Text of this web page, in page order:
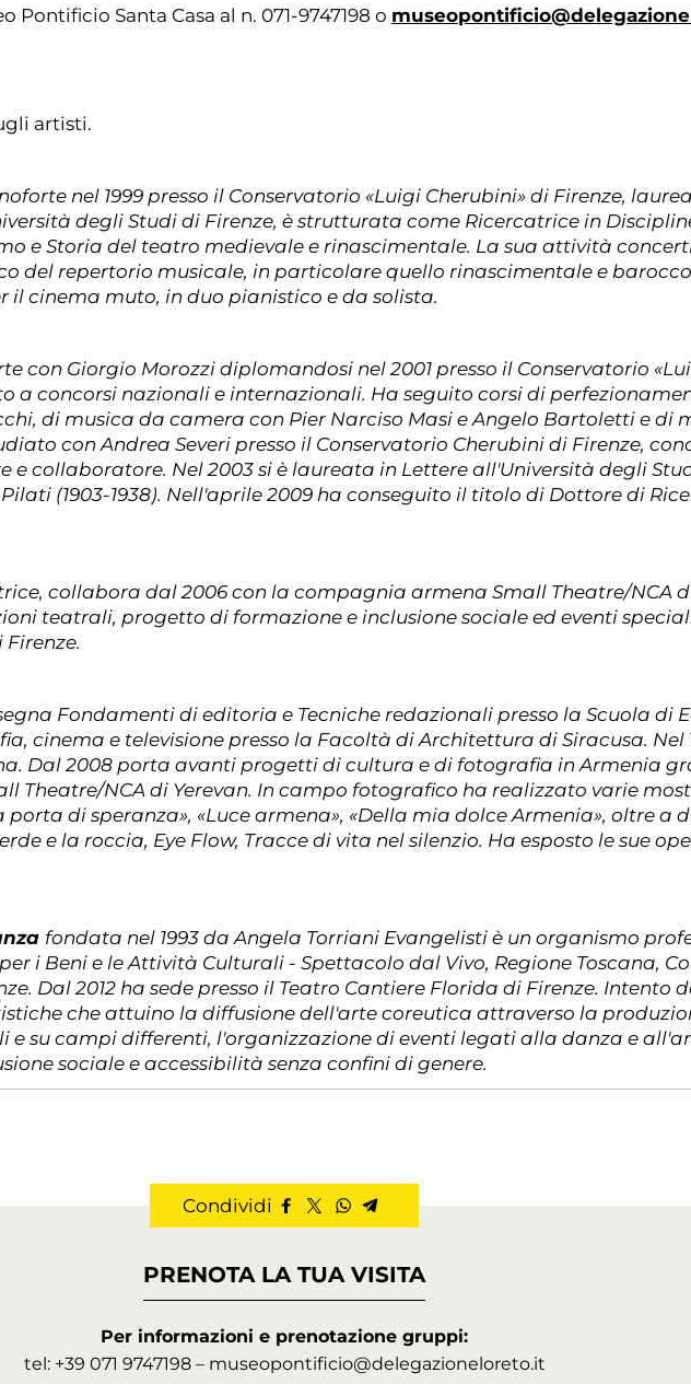
Santa Casa al n. 071-9747198 o
artisti.
nel 1999 presso il Conservatorio «Luigi Cherubini» di Firenze,
degli Studi di Firenze, è strutturata come Ricercatrice in
e Storia del teatro medievale e rinascimentale. La sua attività
del repertorio musicale, in particolare quello rinascimentale e
cinema muto, in duo pianistico e da solista.
con Giorgio Morozzi diplomandosi nel 2001 presso il Conservatorio
a concorsi nazionali e internazionali. Ha seguito corsi di
di musica da camera con Pier Narciso Masi e Angelo Bartoletti e di
con Andrea Severi presso il Conservatorio Cherubini di Firenze,
collaboratore. Nel 2003 si è laureata in Lettere all'Università degli
(1903-1938). Nell'aprile 2009 ha conseguito il titolo di Dottore di
collabora dal 2006 con la compagnia armena Small Theatre/NCA
teatrali, progetto di formazione e inclusione sociale ed eventi
Fondamenti di editoria e Tecniche redazionali presso la Scuola di
cinema e televisione presso la Facoltà di Architettura di Siracusa. Nel
Dal 2008 porta avanti progetti di cultura e di fotografia in Armenia
Theatre/NCA di Yerevan. In campo fotografico ha realizzato varie
porta di speranza», «Luce armena», «Della mia dolce Armenia», oltre a
e la roccia, Eye Flow, Tracce di vita nel silenzio. Ha esposto le sue
fondata nel 1993 da Angela Torriani Evangelisti è un organismo
i Beni e le Attività Culturali - Spettacolo dal Vivo, Regione Toscana,
Dal 2012 ha sede presso il Teatro Cantiere Florida di Firenze. Intento
che attuino la diffusione dell'arte coreutica attraverso la
su campi differenti, l'organizzazione di eventi legati alla danza e
sociale e accessibilità senza confini di genere.
Condividi
PRENOTA LA TUA VISITA
Per informazioni e prenotazione gruppi:
tel: +39 071 9747198 – museopontificio@delegazioneloreto.it